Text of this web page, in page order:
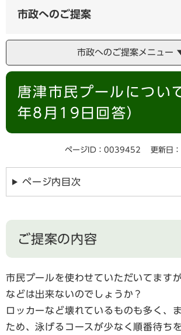
タ
ム
市政へのご提案
市政へのご提案メニュー
本
唐津市民プールについ
年8月19日回答）
ページID：0039452 更新日
ページ内目次
ご提案の内容
市民プールを使わせていただいてます
などは出来ないのでしょうか？
ロッカーなど壊れているものも多く、
ため、泳げるコースが少なく順番待ち